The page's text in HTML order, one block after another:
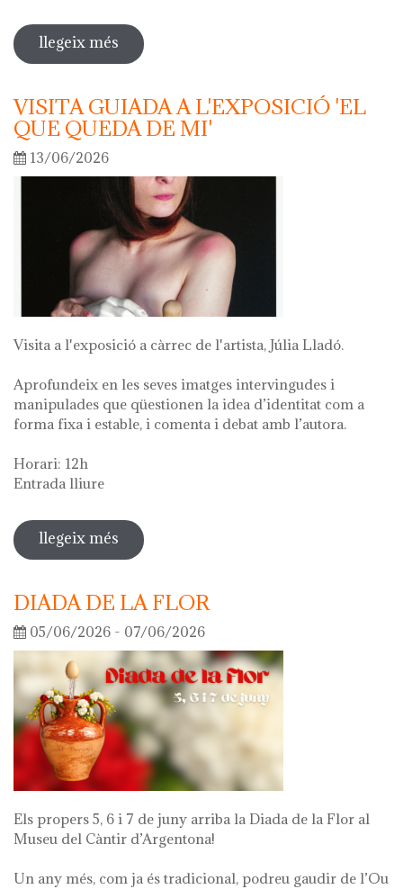
llegeix més sobre visita guiada a l'exposició 'anar
a la font'
VISITA GUIADA A L'EXPOSICIÓ 'EL
QUE QUEDA DE MI'
13/06/2026
Visita a l'exposició a càrrec de l'artista, Júlia Lladó.
Aprofundeix en les seves imatges intervingudes i
manipulades que qüestionen la idea d’identitat com a
forma fixa i estable, i comenta i debat amb l’autora.
Horari: 12h
Entrada lliure
llegeix més sobre visita guiada a l'exposició 'el
que queda de mi'
DIADA DE LA FLOR
05/06/2026 - 07/06/2026
Els propers 5, 6 i 7 de juny arriba la Diada de la Flor al
Museu del Càntir d’Argentona!
Un any més, com ja és tradicional, podreu gaudir de l’Ou